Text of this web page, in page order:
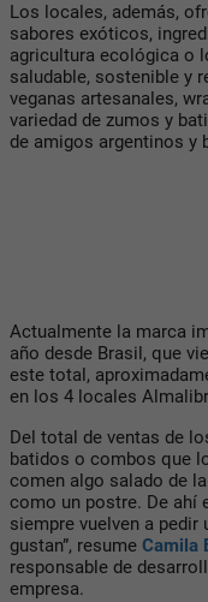
Los locales, además,
sabores exóticos,
agricultura ecológica o
saludable, sostenible y
veganas artesanales,
variedad de zumos y
de amigos argentinos y
Actualmente la marca
año desde Brasil, que
este total,
en los 4 locales
Del total de ventas de
batidos o combos que
comen algo salado de
como un postre. De ahí
siempre vuelven a
gustan”, resume Camila
responsable de
empresa.